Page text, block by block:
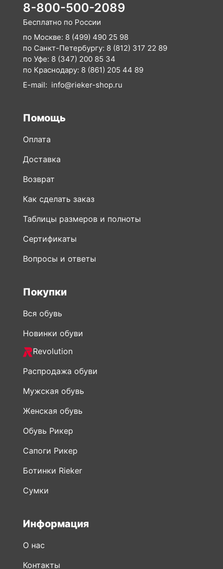
8-800-500-2089
Бесплатно по России
по Москве: 8 (499) 490 25 98
по Санкт-Петербургу: 8 (812) 317 22 89
по Уфе: 8 (347) 200 85 34
по Краснодару: 8 (861) 205 44 89
E-mail: info@rieker-shop.ru
Помощь
Оплата
Доставка
Возврат
Как сделать заказ
Таблицы размеров и полноты
Сертификаты
Вопросы и ответы
Покупки
Вся обувь
Новинки обуви
Revolution
Распродажа обуви
Мужская обувь
Женская обувь
Обувь Рикер
Сапоги Рикер
Ботинки Rieker
Сумки
Информация
О нас
Контакты